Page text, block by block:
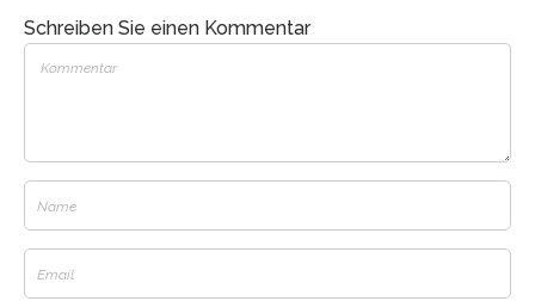
Schreiben Sie einen Kommentar